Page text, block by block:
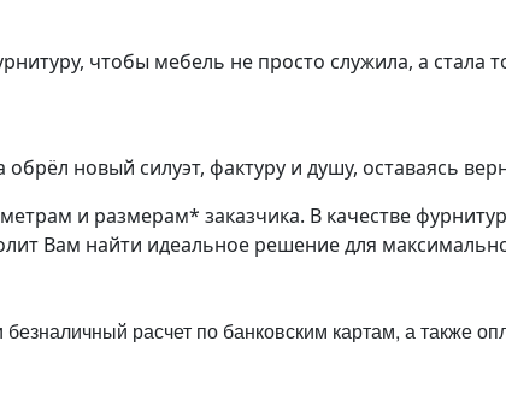
чтобы мебель не просто служила, а стала
новый силуэт, фактуру и душу, оставаясь
и размерам* заказчика. В качестве
Вам найти идеальное решение для
расчет по банковским картам, а также